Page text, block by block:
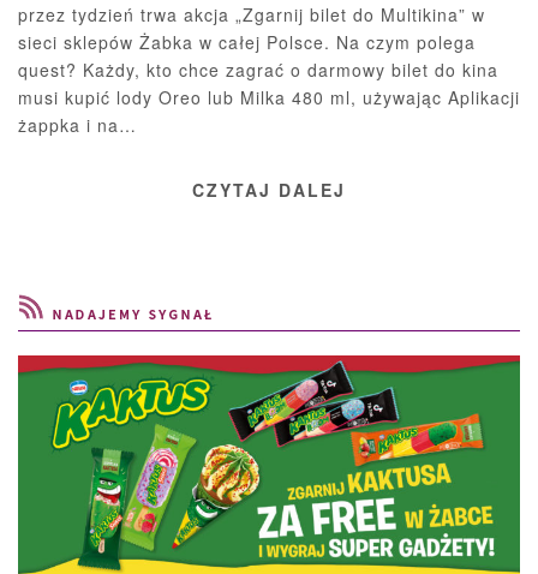
przez tydzień trwa akcja „Zgarnij bilet do Multikina” w
sieci sklepów Żabka w całej Polsce. Na czym polega
quest? Każdy, kto chce zagrać o darmowy bilet do kina
musi kupić lody Oreo lub Milka 480 ml, używając Aplikacji
żappka i na…
CZYTAJ DALEJ